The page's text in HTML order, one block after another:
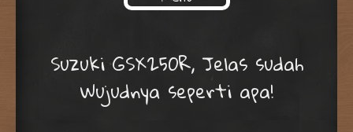
Suzuki GSX250R, Jelas sudah
Wujudnya seperti apa!